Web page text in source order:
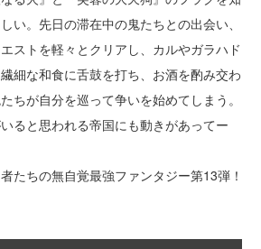
い。先日の滞在中の鬼たちとの出会い、
ストを軽々とクリアし、カルやガラハド
細な和食に舌鼓を打ち、お酒を酌み交わ
が自分を巡って争いを始めてしまう。
ると思われる帝国にも動きがあってー
たちの無自覚最強ファンタジー第13弾！